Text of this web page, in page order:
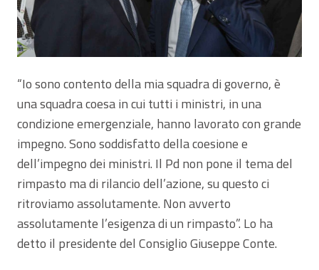
“Io sono contento della mia squadra di governo, è
una squadra coesa in cui tutti i ministri, in una
condizione emergenziale, hanno lavorato con grande
impegno. Sono soddisfatto della coesione e
dell’impegno dei ministri. Il Pd non pone il tema del
rimpasto ma di rilancio dell’azione, su questo ci
ritroviamo assolutamente. Non avverto
assolutamente l’esigenza di un rimpasto”. Lo ha
detto il presidente del Consiglio Giuseppe Conte.